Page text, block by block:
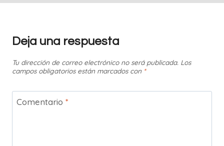
Deja una respuesta
Tu dirección de correo electrónico no será publicada. Los
campos obligatorios están marcados con *
Comentario *